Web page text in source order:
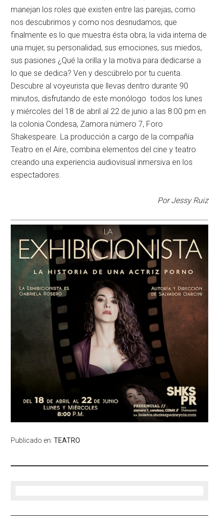
manejan los roles que existen entre las parejas, como
nos descubrimos y como nos desnudamos, que
finalmente es lo que muestra ésta obra; la vida interna de
una mujer, su personalidad, sus emociones, sus miedos,
sus pasiones ¿Qué la orilla y la motiva para dedicarse a
lo que se dedica? Ven y descúbrelo por tu cuenta.
Descubre al voyeurista que llevas dentro durante 90
minutos, disfrutando de este monólogo todos los lunes
y miércoles del 18 de abril al 22 de junio a las 8:00 pm en
la colonia Condesa, Zamora número 7, Foro
Shakespeare. La producción a cargo de la compañía
Teatro en el Aire, combina elementos del cine y teatro
creando una experiencia audiovisual inmersiva en los
espectadores.
Por Jessy Ruiz
Publicado en:TEATRO